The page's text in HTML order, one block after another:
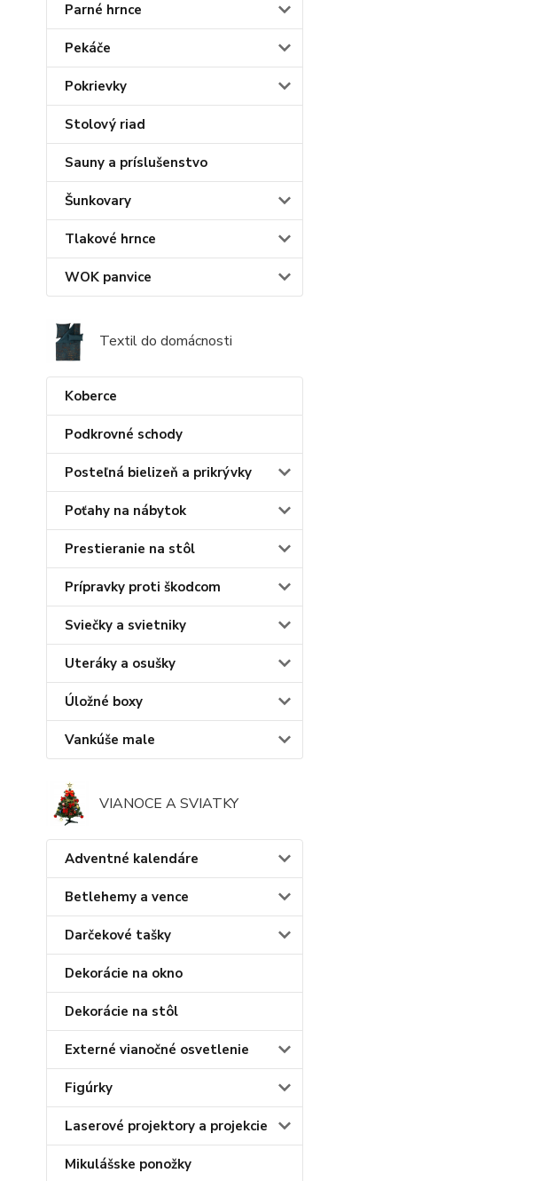
Parné hrnce
Pekáče
Pokrievky
Stolový riad
Sauny a príslušenstvo
Šunkovary
Tlakové hrnce
WOK panvice
Textil do domácnosti
Koberce
Podkrovné schody
Posteľná bielizeň a prikrývky
Poťahy na nábytok
Prestieranie na stôl
Prípravky proti škodcom
Sviečky a svietniky
Uteráky a osušky
Úložné boxy
Vankúše male
VIANOCE A SVIATKY
Adventné kalendáre
Betlehemy a vence
Darčekové tašky
Dekorácie na okno
Dekorácie na stôl
Externé vianočné osvetlenie
Figúrky
Laserové projektory a projekcie
Mikulášske ponožky